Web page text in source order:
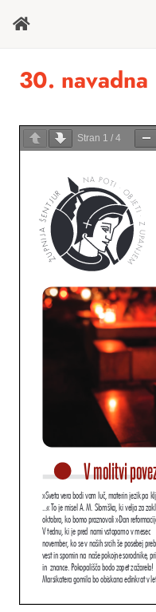
30. navadna
Stran 1 / 4